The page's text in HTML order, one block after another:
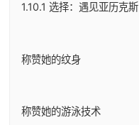
1.10.1 选择：遇见亚历克斯
称赞她的纹身
称赞她的游泳技术